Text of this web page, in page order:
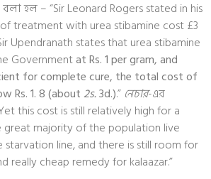
হল – “Sir Leonard Rogers stated in his
treatment with urea stibamine cost £3
“Sir Upendranath states that urea stibamine
Governmentat Rs. 1 per gram, and
for complete cure, the total cost of
Rs. 1. 8 (about2s.3d.).” নেচার-এর
this cost is still relatively high for a
great majority of the population live
starvation line, and there is still room for
really cheap remedy for kalaazar.”